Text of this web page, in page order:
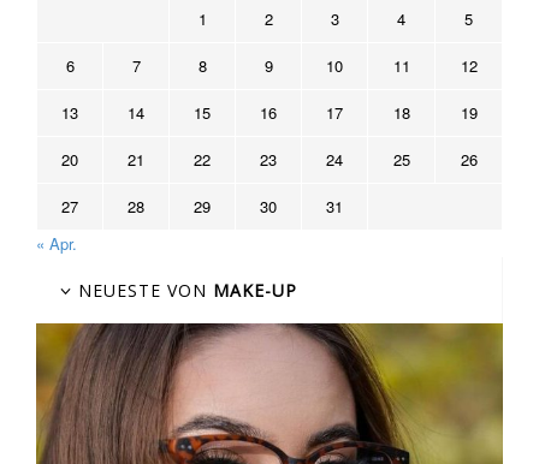
1 2 3 4 5
6 7 8 9 10 11 12
13 14 15 16 17 18 19
20 21 22 23 24 25 26
27 28 29 30
31
« Apr.
NEUESTE VON MAKE-UP